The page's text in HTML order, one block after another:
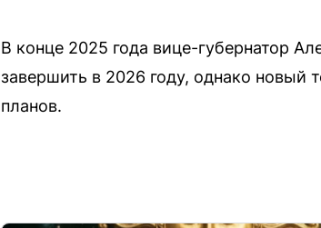
В конце 2025 года вице-губернатор
завершить в 2026 году, однако новый
планов.